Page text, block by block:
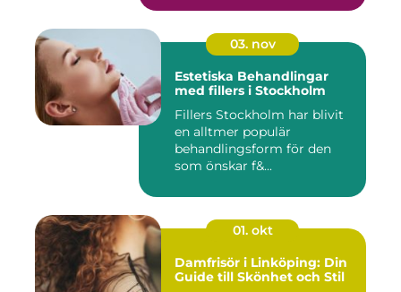
03. nov
Estetiska Behandlingar
med fillers i Stockholm
Fillers Stockholm har blivit
en alltmer populär
behandlingsform för den
som önskar f&...
01. okt
Damfrisör i Linköping: Din
Guide till Skönhet och Stil